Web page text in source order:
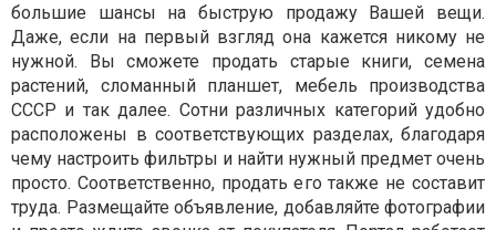
большие шансы на быструю продажу Вашей вещи.
Даже, если на первый взгляд она кажется никому не
нужной. Вы сможете продать старые книги, семена
растений, сломанный планшет, мебель производства
СССР и так далее. Сотни различных категорий удобно
расположены в соответствующих разделах, благодаря
чему настроить фильтры и найти нужный предмет очень
просто. Соответственно, продать его также не составит
труда. Размещайте объявление, добавляйте фотографии